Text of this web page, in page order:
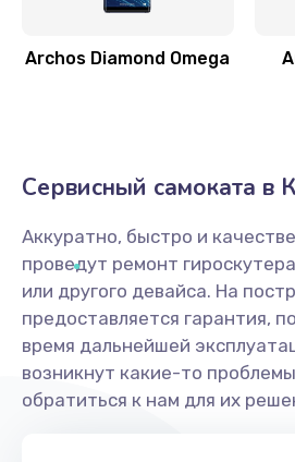
Archos Diamond Omega
Сервисный самоката в
Аккуратно, быстро и
проведут ремонт
или другого девайса. На
предоставляется гарантия,
время дальнейшей
возникнут какие-то
обратиться к нам для их